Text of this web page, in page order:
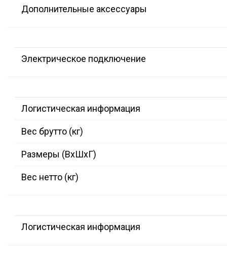
Дополнительные аксессуары
Электрическое подключение
Логистическая информация
Вес брутто (кг)
Размеры (ВxШxГ)
Вес нетто (кг)
Логистическая информация